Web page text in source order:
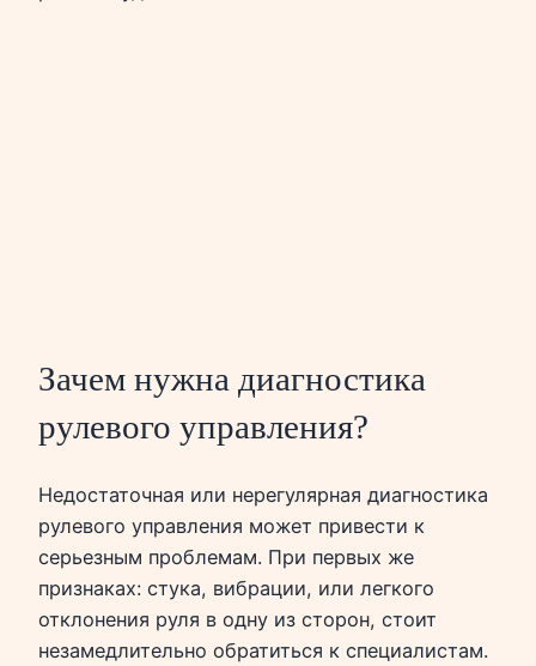
Зачем нужна диагностика
рулевого управления?
Недостаточная или нерегулярная диагностика
рулевого управления может привести к
серьезным проблемам. При первых же
признаках: стука, вибрации, или легкого
отклонения руля в одну из сторон, стоит
незамедлительно обратиться к специалистам.